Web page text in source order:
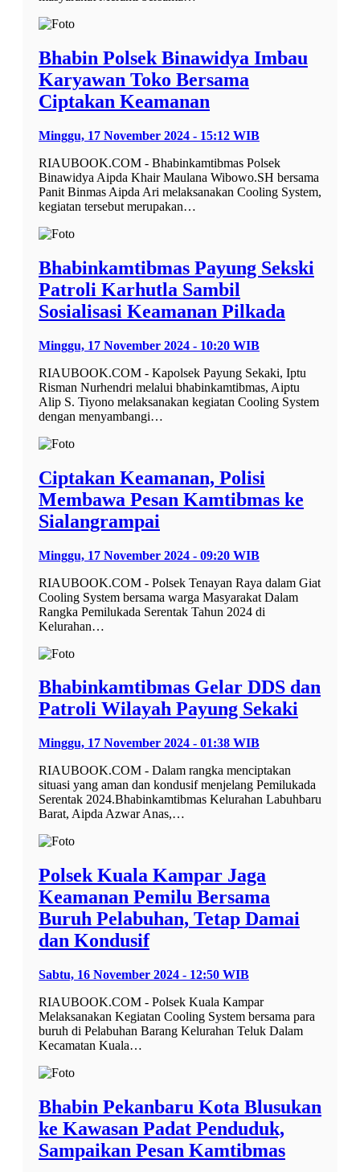
Bhabin Polsek Binawidya Imbau
Karyawan Toko Bersama
Ciptakan Keamanan
Minggu, 17 November 2024 - 15:12 WIB
RIAUBOOK.COM - Bhabinkamtibmas Polsek
Binawidya Aipda Khair Maulana Wibowo.SH bersama
Panit Binmas Aipda Ari melaksanakan Cooling System,
kegiatan tersebut merupakan…
Bhabinkamtibmas Payung Sekski
Patroli Karhutla Sambil
Sosialisasi Keamanan Pilkada
Minggu, 17 November 2024 - 10:20 WIB
RIAUBOOK.COM - Kapolsek Payung Sekaki, Iptu
Risman Nurhendri melalui bhabinkamtibmas, Aiptu
Alip S. Tiyono melaksanakan kegiatan Cooling System
dengan menyambangi…
Ciptakan Keamanan, Polisi
Membawa Pesan Kamtibmas ke
Sialangrampai
Minggu, 17 November 2024 - 09:20 WIB
RIAUBOOK.COM - Polsek Tenayan Raya dalam Giat
Cooling System bersama warga Masyarakat Dalam
Rangka Pemilukada Serentak Tahun 2024 di
Kelurahan…
Bhabinkamtibmas Gelar DDS dan
Patroli Wilayah Payung Sekaki
Minggu, 17 November 2024 - 01:38 WIB
RIAUBOOK.COM - Dalam rangka menciptakan
situasi yang aman dan kondusif menjelang Pemilukada
Serentak 2024.Bhabinkamtibmas Kelurahan Labuhbaru
Barat, Aipda Azwar Anas,…
Polsek Kuala Kampar Jaga
Keamanan Pemilu Bersama
Buruh Pelabuhan, Tetap Damai
dan Kondusif
Sabtu, 16 November 2024 - 12:50 WIB
RIAUBOOK.COM - Polsek Kuala Kampar
Melaksanakan Kegiatan Cooling System bersama para
buruh di Pelabuhan Barang Kelurahan Teluk Dalam
Kecamatan Kuala…
Bhabin Pekanbaru Kota Blusukan
ke Kawasan Padat Penduduk,
Sampaikan Pesan Kamtibmas